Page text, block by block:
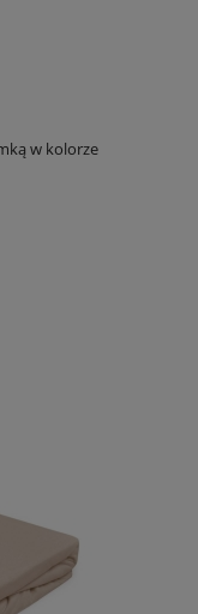
w kolorze